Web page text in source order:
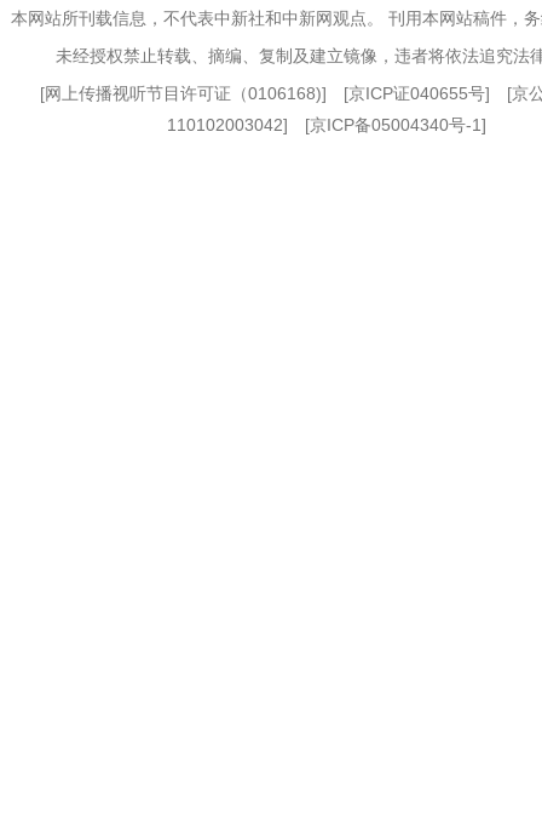
本网站所刊载信息，不代表中新社和中新网观点。 刊用本网站稿件，
未经授权禁止转载、摘编、复制及建立镜像，违者将依法追究法
[网上传播视听节目许可证（0106168)] [京ICP证040655号] [京
110102003042] [京ICP备05004340号-1]